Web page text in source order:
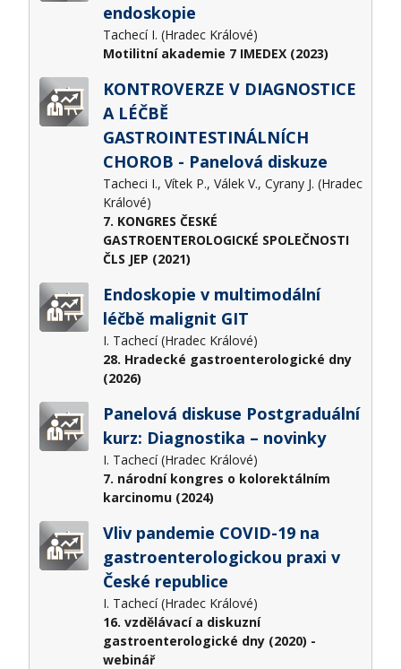
endoskopie
Tachecí I. (Hradec Králové)
Motilitní akademie 7 IMEDEX (2023)
KONTROVERZE V DIAGNOSTICE
A LÉČBĚ
GASTROINTESTINÁLNÍCH
CHOROB - Panelová diskuze
Tacheci I., Vítek P., Válek V., Cyrany J. (Hradec
Králové)
7. KONGRES ČESKÉ
GASTROENTEROLOGICKÉ SPOLEČNOSTI
ČLS JEP (2021)
Endoskopie v multimodální
léčbě malignit GIT
I. Tachecí (Hradec Králové)
28. Hradecké gastroenterologické dny
(2026)
Panelová diskuse Postgraduální
kurz: Diagnostika – novinky
I. Tachecí (Hradec Králové)
7. národní kongres o kolorektálním
karcinomu (2024)
Vliv pandemie COVID-19 na
gastroenterologickou praxi v
České republice
I. Tachecí (Hradec Králové)
16. vzdělávací a diskuzní
gastroenterologické dny (2020) -
webinář